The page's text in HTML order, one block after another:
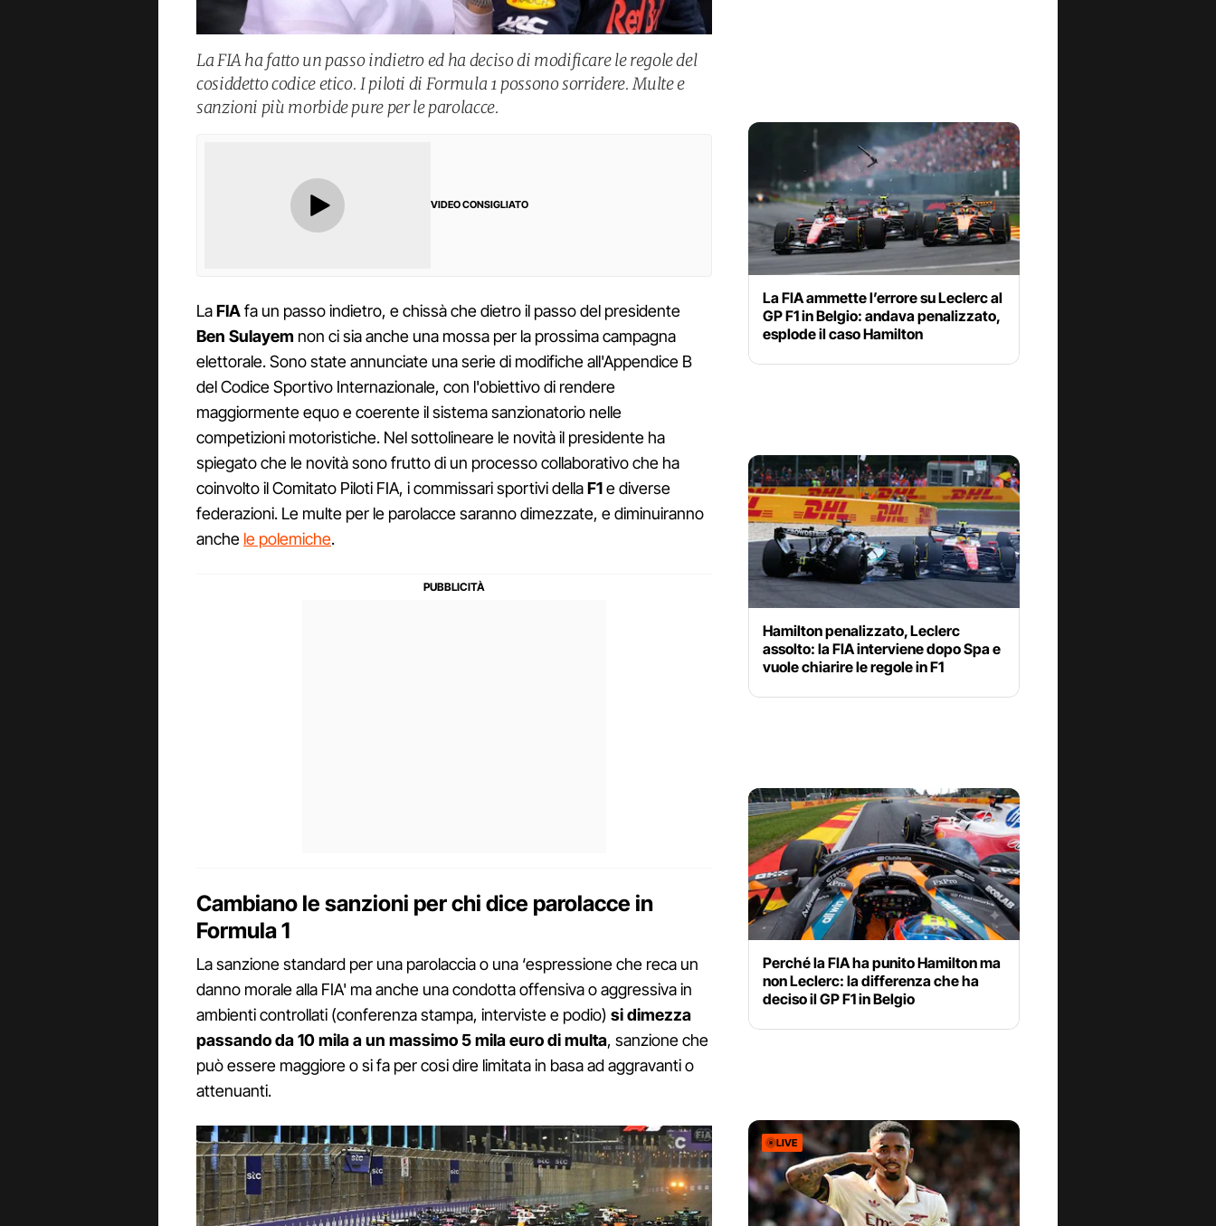
La FIA ha fatto un passo indietro ed ha deciso di modificare le regole del
cosiddetto codice etico. I piloti di Formula 1 possono sorridere. Multe e
sanzioni più morbide pure per le parolacce.
VIDEO CONSIGLIATO
LaFIAfa un passo indietro, e chissà che dietro il passo del presidente
Ben Sulayem non ci sia anche una mossa per la prossima campagna
elettorale. Sono state annunciate una serie di modifiche all'Appendice B
del Codice Sportivo Internazionale, con l'obiettivo di rendere
maggiormente equo e coerente il sistema sanzionatorio nelle
competizioni motoristiche. Nel sottolineare le novità il presidente ha
spiegato che le novità sono frutto di un processo collaborativo che ha
coinvolto il Comitato Piloti FIA, i commissari sportivi dellaF1e diverse
federazioni. Le multe per le parolacce saranno dimezzate, e diminuiranno
anche le polemiche.
Cambiano le sanzioni per chi dice parolacce in
Formula 1
La sanzione standard per una parolaccia o una ‘espressione che reca un
danno morale alla FIA' ma anche una condotta offensiva o aggressiva in
ambienti controllati (conferenza stampa, interviste e podio) si dimezza
passando da 10 mila a un massimo 5 mila euro di multa, sanzione che
può essere maggiore o si fa per cosi dire limitata in basa ad aggravanti o
attenuanti.
La FIA ammette l’errore su Leclerc al
GP F1 in Belgio: andava penalizzato,
esplode il caso Hamilton
Hamilton penalizzato, Leclerc
assolto: la FIA interviene dopo Spa e
vuole chiarire le regole in F1
Perché la FIA ha punito Hamilton ma
non Leclerc: la differenza che ha
deciso il GP F1 in Belgio
LIVE